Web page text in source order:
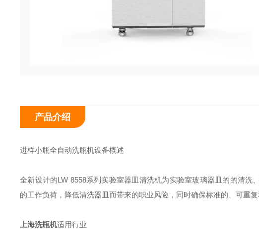
产品介绍
进样小瓶全自动洗瓶机设备概述
全新设计的LW 8558系列实验室器皿清洗机为实验室玻璃器皿的的清
的工作负荷，降低清洗器皿而带来的职业风险，同时确保标准的、可重
上海洗瓶机适用行业